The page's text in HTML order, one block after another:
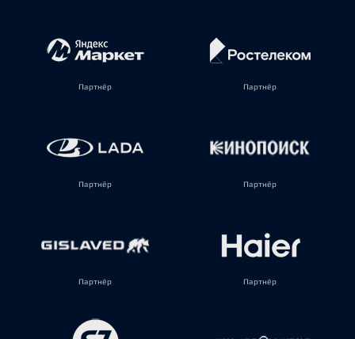
Партнёр Партнёр
Партнёр Партнёр
Партнёр Партнёр